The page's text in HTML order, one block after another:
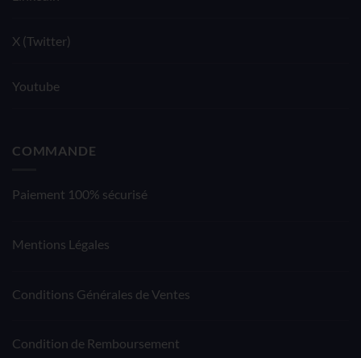
X (Twitter)
Youtube
COMMANDE
Paiement 100% sécurisé
Mentions Légales
Conditions Générales de Ventes
Condition de Remboursement